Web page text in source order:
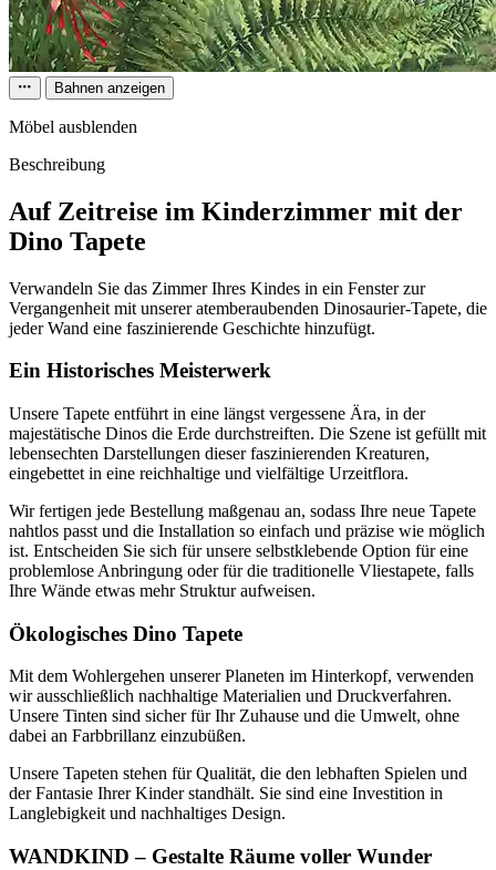
Bahnen anzeigen
Möbel ausblenden
Beschreibung
Auf Zeitreise im Kinderzimmer mit der
Dino Tapete
Verwandeln Sie das Zimmer Ihres Kindes in ein Fenster zur
Vergangenheit mit unserer atemberaubenden Dinosaurier-Tapete, die
jeder Wand eine faszinierende Geschichte hinzufügt.
Ein Historisches Meisterwerk
Unsere Tapete entführt in eine längst vergessene Ära, in der
majestätische Dinos die Erde durchstreiften. Die Szene ist gefüllt mit
lebensechten Darstellungen dieser faszinierenden Kreaturen,
eingebettet in eine reichhaltige und vielfältige Urzeitflora.
Wir fertigen jede Bestellung maßgenau an, sodass Ihre neue Tapete
nahtlos passt und die Installation so einfach und präzise wie möglich
ist. Entscheiden Sie sich für unsere selbstklebende Option für eine
problemlose Anbringung oder für die traditionelle Vliestapete, falls
Ihre Wände etwas mehr Struktur aufweisen.
Ökologisches Dino Tapete
Mit dem Wohlergehen unserer Planeten im Hinterkopf, verwenden
wir ausschließlich nachhaltige Materialien und Druckverfahren.
Unsere Tinten sind sicher für Ihr Zuhause und die Umwelt, ohne
dabei an Farbbrillanz einzubüßen.
Unsere Tapeten stehen für Qualität, die den lebhaften Spielen und
der Fantasie Ihrer Kinder standhält. Sie sind eine Investition in
Langlebigkeit und nachhaltiges Design.
WANDKIND – Gestalte Räume voller Wunder